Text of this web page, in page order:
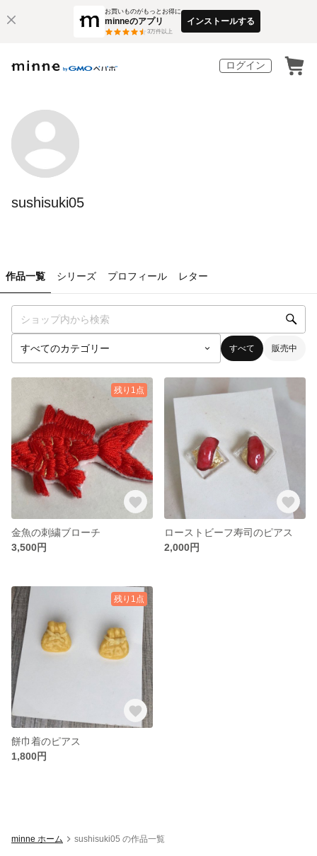
お買いものがもっとお得に
minneのアプリ
3万件以上
インストールする
ログイン
sushisuki05
作品一覧 シリーズ プロフィール レター
すべて 販売中
残り1点
金魚の刺繍ブローチ
3,500円
ローストビーフ寿司のピアス
2,000円
残り1点
餅巾着のピアス
1,800円
minne ホーム sushisuki05 の作品一覧